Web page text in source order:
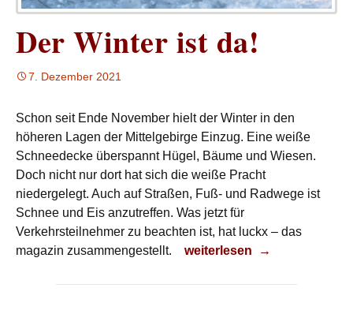
Der Winter ist da!
7. Dezember 2021
Schon seit Ende November hielt der Winter in den
höheren Lagen der Mittelgebirge Einzug. Eine weiße
Schneedecke überspannt Hügel, Bäume und Wiesen.
Doch nicht nur dort hat sich die weiße Pracht
niedergelegt. Auch auf Straßen, Fuß- und Radwege ist
Schnee und Eis anzutreffen. Was jetzt für
Verkehrsteilnehmer zu beachten ist, hat luckx – das
magazin zusammengestellt.
Der Winter ist da!
weiterlesen →